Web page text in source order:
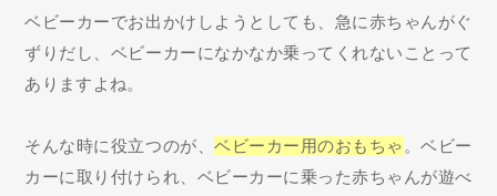
ベビーカーでお出かけしようとしても、急に赤ちゃんがぐ
ずりだし、ベビーカーになかなか乗ってくれないことって
ありますよね。
そんな時に役立つのが、ベビーカー用のおもちゃ 。ベビー
カーに取り付けられ、ベビーカーに乗った赤ちゃんが遊べ